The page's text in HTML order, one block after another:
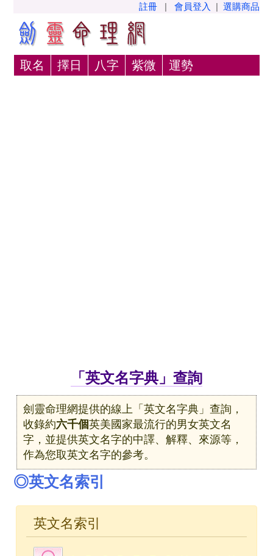
註冊 | 會員登入 | 選購商品
取名 擇日 八字 紫微 運勢
「英文名字典」查詢
劍靈命理網提供的線上「英文名字典」查詢，
收錄約六千個英美國家最流行的男女英文名
字，並提供英文名字的中譯、解釋、來源等，
作為您取英文名字的參考。
◎英文名索引
英文名索引